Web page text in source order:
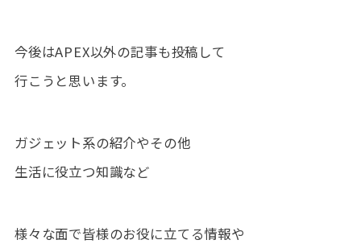
今後はAPEX以外の記事も投稿して
行こうと思います。
ガジェット系の紹介やその他
生活に役立つ知識など
様々な面で皆様のお役に立てる情報や